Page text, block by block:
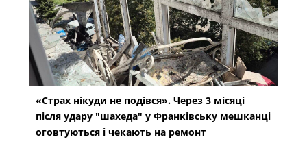
«Страх нікуди не подівся». Через 3 місяці
після удару "шахеда" у Франківську мешканці
оговтуються і чекають на ремонт